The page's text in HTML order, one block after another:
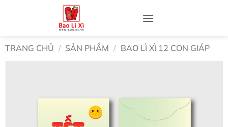
dung
TRANG CHỦ / SẢN PHẨM / BAO LÌ XÌ 12 CON GIÁP